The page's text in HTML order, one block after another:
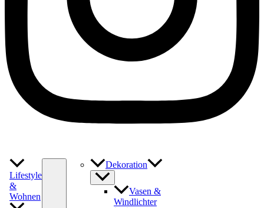
Lifestyle
&
Wohnen
Dekoration
Vasen &
Windlichter